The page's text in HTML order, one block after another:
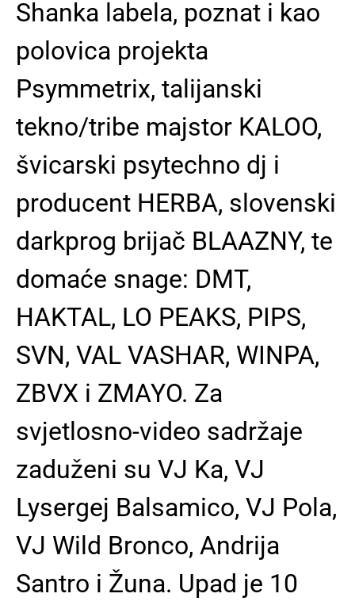
Shanka labela, poznat i kao
polovica projekta
Psymmetrix, talijanski
tekno/tribe majstor KALOO,
švicarski psytechno dj i
producent HERBA, slovenski
darkprog brijač BLAAZNY, te
domaće snage: DMT,
HAKTAL, LO PEAKS, PIPS,
SVN, VAL VASHAR, WINPA,
ZBVX i ZMAYO. Za
svjetlosno-video sadržaje
zaduženi su VJ Ka, VJ
Lysergej Balsamico, VJ Pola,
VJ Wild Bronco, Andrija
Santro i Žuna. Upad je 10